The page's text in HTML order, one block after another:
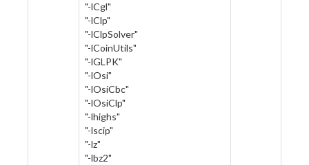
"-lCgl"
"-lClp"
"-lClpSolver"
"-lCoinUtils"
"-lGLPK"
"-lOsi"
"-lOsiCbc"
"-lOsiClp"
"-lhighs"
"-lscip"
"-lz"
"-lbz2"